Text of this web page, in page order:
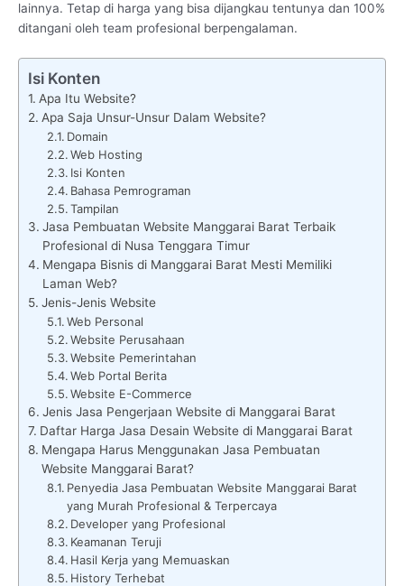
lainnya. Tetap di harga yang bisa dijangkau tentunya dan 100%
ditangani oleh team profesional berpengalaman.
Isi Konten
Apa Itu Website?
Apa Saja Unsur-Unsur Dalam Website?
Domain
Web Hosting
Isi Konten
Bahasa Pemrograman
Tampilan
Jasa Pembuatan Website Manggarai Barat Terbaik
Profesional di Nusa Tenggara Timur
Mengapa Bisnis di Manggarai Barat Mesti Memiliki
Laman Web?
Jenis-Jenis Website
Web Personal
Website Perusahaan
Website Pemerintahan
Web Portal Berita
Website E-Commerce
Jenis Jasa Pengerjaan Website di Manggarai Barat
Daftar Harga Jasa Desain Website di Manggarai Barat
Mengapa Harus Menggunakan Jasa Pembuatan
Website Manggarai Barat?
Penyedia Jasa Pembuatan Website Manggarai Barat
yang Murah Profesional & Terpercaya
Developer yang Profesional
Keamanan Teruji
Hasil Kerja yang Memuaskan
History Terhebat